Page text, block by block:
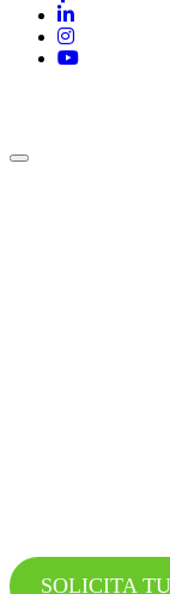
SOLICITA